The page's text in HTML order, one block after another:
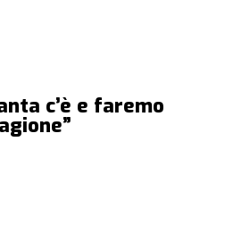
c’è e faremo